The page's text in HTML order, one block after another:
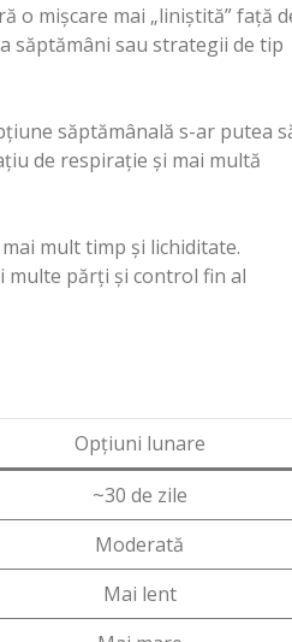
o mișcare mai „liniștită” față
săptămâni sau strategii de tip
săptămânală s-ar putea
de respirație și mai multă
mult timp și lichiditate.
multe părți și control fin al
Opțiuni lunare
~30 de zile
Moderată
Mai lent